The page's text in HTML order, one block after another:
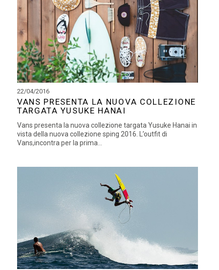
22/04/2016
VANS PRESENTA LA NUOVA COLLEZIONE
TARGATA YUSUKE HANAI
Vans presenta la nuova collezione targata Yusuke Hanai in
vista della nuova collezione sping 2016. L’outfit di
Vans,incontra per la prima...